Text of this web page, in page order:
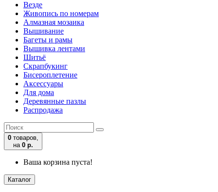
Везде
Живопись по номерам
Алмазная мозаика
Вышивание
Багеты и рамы
Вышивка лентами
Шитьё
Скрапбукинг
Бисероплетение
Аксессуары
Для дома
Деревянные пазлы
Распродажа
0 товаров,
на 0 р.
Ваша корзина пуста!
Каталог